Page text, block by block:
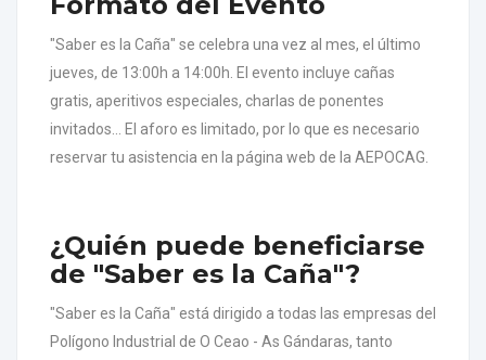
"Saber es la Caña" se celebra una vez al mes, el último
jueves, de 13:00h a 14:00h. El evento incluye cañas
gratis, aperitivos especiales, charlas de ponentes
invitados... El aforo es limitado, por lo que es necesario
reservar tu asistencia en la página web de la AEPOCAG.
¿Quién puede beneficiarse
de "Saber es la Caña"?
"Saber es la Caña" está dirigido a todas las empresas del
Polígono Industrial de O Ceao - As Gándaras, tanto